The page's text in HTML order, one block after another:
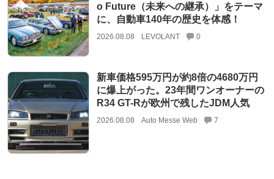
o Future（未来への継承）」をテーマ
に、自動車140年の歴史を体感！
2026.08.08 LEVOLANT 0
新車価格595万円が約8倍の4680万円
に爆上がった。23年間ワンオーナーの
R34 GT-Rが欧州で残したJDM人気
2026.08.08 Auto Messe Web 7